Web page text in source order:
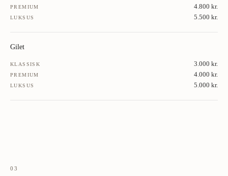
PREMIUM 4.800 kr.
LUKSUS 5.500 kr.
Gilet
KLASSISK 3.000 kr.
PREMIUM 4.000 kr.
LUKSUS 5.000 kr.
03